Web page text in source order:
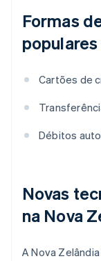
Formas
Cartões de
Débitos
Novas
na Nova
A Nova